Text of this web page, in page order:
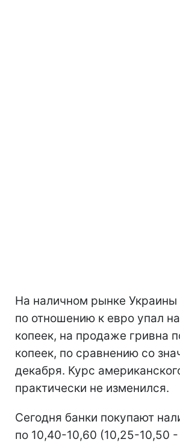
На наличном рынке Украины
по отношению к евро упал
копеек, на продаже гривна
копеек, по сравнению со
декабря. Курс
практически не изменился.
Сегодня банки покупают
по 10,40-10,60 (10,25-10,50 -